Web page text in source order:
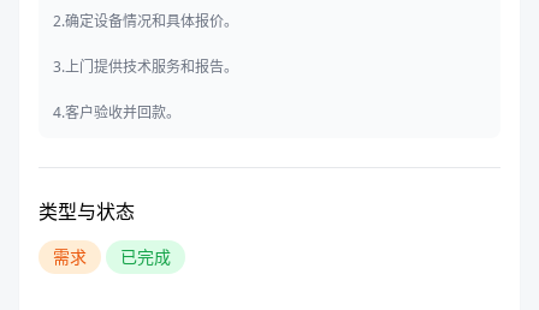
2.确定设备情况和具体报价。
3.上门提供技术服务和报告。
4.客户验收并回款。
类型与状态
需求 已完成